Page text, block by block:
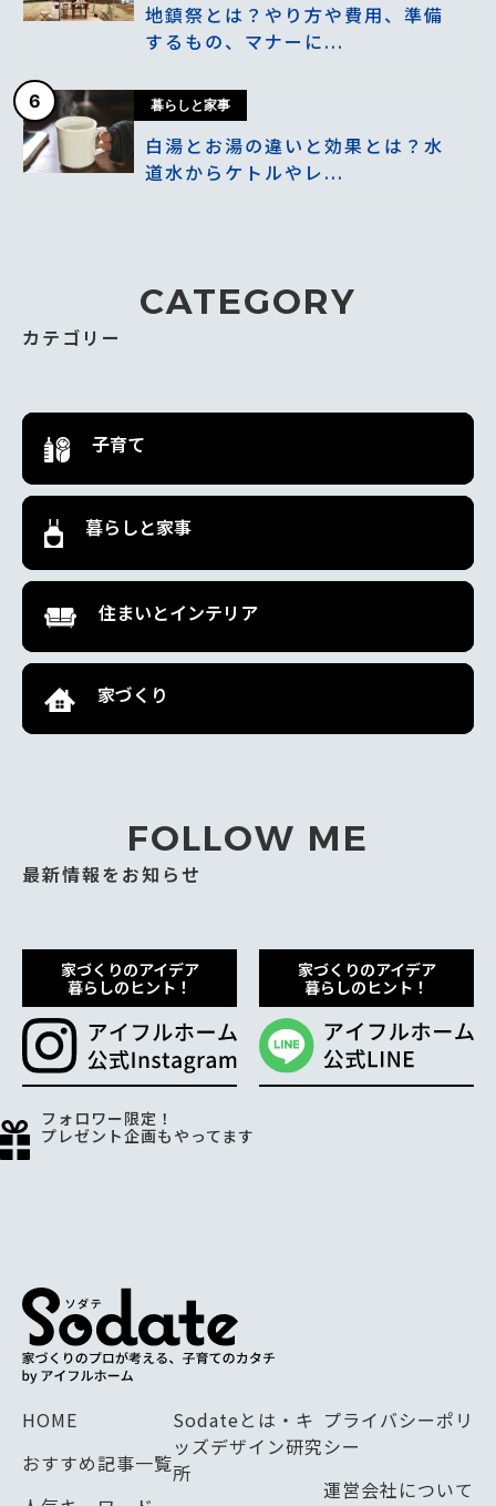
地鎮祭とは？やり方や費用、準備
するもの、マナーに...
6 暮らしと家事
白湯とお湯の違いと効果とは？水
道水からケトルやレ...
CATEGORY
カテゴリー
子育て
暮らしと家事
住まいとインテリア
家づくり
FOLLOW ME
最新情報をお知らせ
家づくりのアイデア
暮らしのヒント！
家づくりのアイデア
暮らしのヒント！
フォロワー限定！
プレゼント企画もやってます
HOME
おすすめ記事一覧
Sodateとは・キ
ッズデザイン研究
所
プライバシーポリ
シー
運営会社について